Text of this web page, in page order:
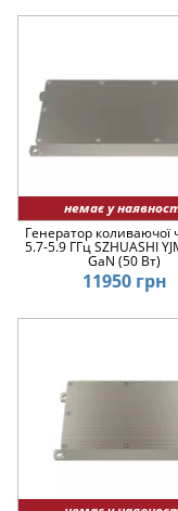
немає у
Генератор коливаючої
5.7-5.9 ГГц SZHUASHI
GaN (50 Вт)
11950 грн